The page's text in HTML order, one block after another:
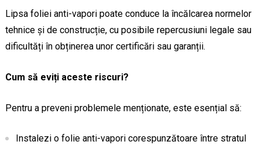
Lipsa foliei anti-vapori poate conduce la încălcarea normelor
tehnice și de construcție, cu posibile repercusiuni legale sau
dificultăți în obținerea unor certificări sau garanții.
Cum să eviți aceste riscuri?
Pentru a preveni problemele menționate, este esențial să:
Instalezi o folie anti-vapori corespunzătoare între stratul